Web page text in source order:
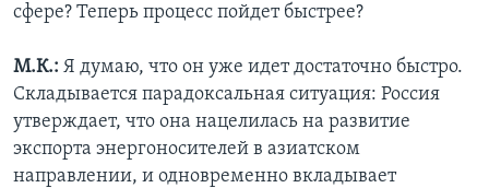
сфере? Теперь процесс пойдет быстрее?
М.К.: Я думаю, что он уже идет достаточно быстро.
Складывается парадоксальная ситуация: Россия
утверждает, что она нацелилась на развитие
экспорта энергоносителей в азиатском
направлении, и одновременно вкладывает